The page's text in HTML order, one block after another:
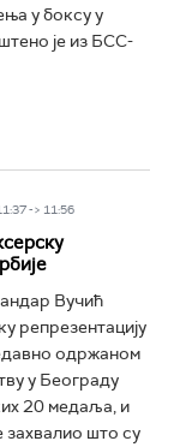
у боксу у
је из БСС-
-> 11:56
Вучић
репрезентацију
одржаном
у Београду
20 медаља, и
што су